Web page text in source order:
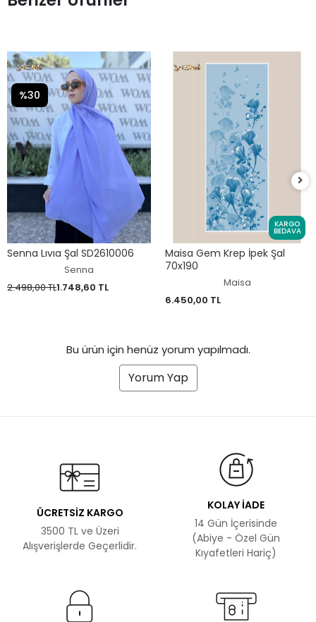
Senna Lıvıa Şal SD2610006
Senna
2.498,00 TL1.748,60 TL
%30
KARGO
BEDAVA
Maisa Gem Krep İpek Şal
70x190
Maisa
6.450,00 TL
Bu ürün için henüz yorum yapılmadı.
Yorum Yap
ÜCRETSİZ KARGO
3500 TL ve Üzeri
Alışverişlerde Geçerlidir.
KOLAY İADE
14 Gün İçerisinde
(Abiye - Özel Gün
Kıyafetleri Hariç)